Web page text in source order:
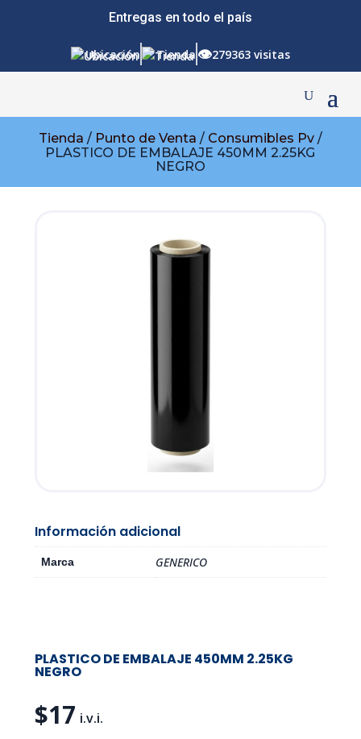
Entregas en todo el país
Ubicación Tienda 👁279363 visitas
Tienda / Punto de Venta / Consumibles Pv/
PLASTICO DE EMBALAJE 450MM 2.25KG
NEGRO
Información adicional
Marca GENERICO
PLASTICO DE EMBALAJE 450MM 2.25KG
NEGRO
$17